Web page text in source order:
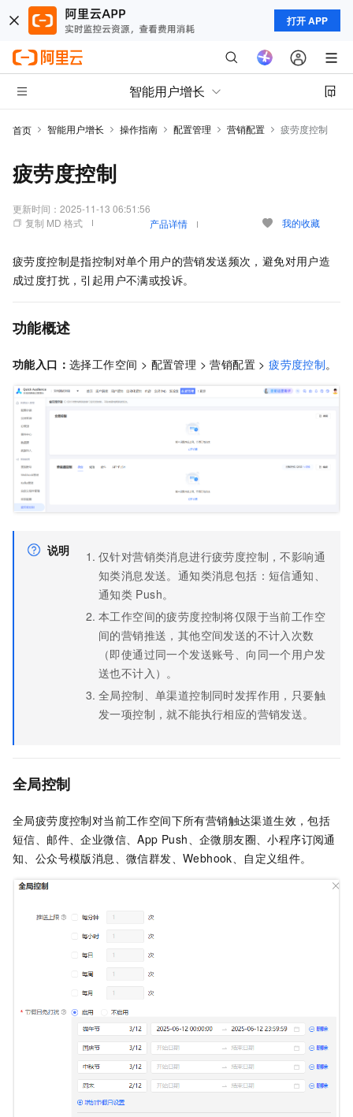
打开 APP
智能用户增长
首页 智能用户增长 操作指南 配置管理 营销配置 疲劳度控制
疲劳度控制
更新时间： 2025-11-13 06:51:56
复制 MD 格式
产品详情 我的收藏
疲劳度控制是指控制对单个用户的营销发送频次，避免对用户造
成过度打扰，引起用户不满或投诉。
功能概述
功能入口： 选择⼯作空间 > 配置管理 > 营销配置 >疲劳度控制。
说明
仅针对营销类消息进行疲劳度控制，不影响通
知类消息发送。通知类消息包括：短信通知、
通知类 Push。
本工作空间的疲劳度控制将仅限于当前工作空
间的营销推送，其他空间发送的不计入次数
（即使通过同一个发送账号、向同一个用户发
送也不计入）。
全局控制、单渠道控制同时发挥作用，只要触
发一项控制，就不能执行相应的营销发送。
全局控制
全局疲劳度控制对当前工作空间下所有营销触达渠道生效，包括
短信、邮件、企业微信、App Push、企微朋友圈、小程序订阅通
知、公众号模版消息、微信群发、Webhook、自定义组件。